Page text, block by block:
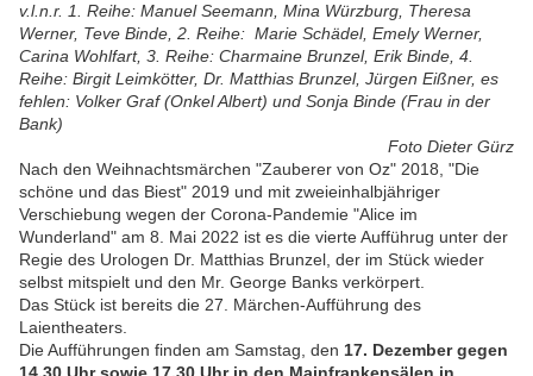
v.l.n.r. 1. Reihe: Manuel Seemann, Mina Würzburg, Theresa
Werner, Teve Binde, 2. Reihe: Marie Schädel, Emely Werner,
Carina Wohlfart, 3. Reihe: Charmaine Brunzel, Erik Binde, 4.
Reihe: Birgit Leimkötter, Dr. Matthias Brunzel, Jürgen Eißner, es
fehlen: Volker Graf (Onkel Albert) und Sonja Binde (Frau in der
Bank)
Foto Dieter Gürz
Nach den Weihnachtsmärchen "Zauberer von Oz" 2018, "Die
schöne und das Biest" 2019 und mit zweieinhalbjähriger
Verschiebung wegen der Corona-Pandemie "Alice im
Wunderland" am 8. Mai 2022 ist es die vierte Aufführug unter der
Regie des Urologen Dr. Matthias Brunzel, der im Stück wieder
selbst mitspielt und den Mr. George Banks verkörpert.
Das Stück ist bereits die 27. Märchen-Aufführung des
Laientheaters.
Die Aufführungen finden am Samstag, den 17. Dezember gegen